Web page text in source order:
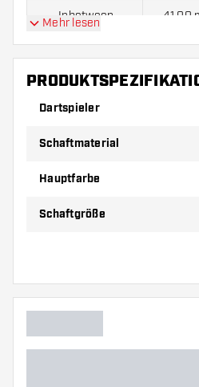
Inbetween 41.00
Medium 47.00
Preise gelten jeweils für ein
Mehr lesen
Dartspieler
Schaftmaterial
Hauptfarbe
Schaftgröße